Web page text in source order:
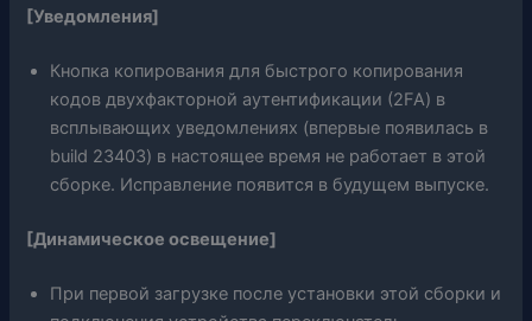
[Уведомления]
Кнопка копирования для быстрого копирования
кодов двухфакторной аутентификации (2FA) в
всплывающих уведомлениях (впервые появилась в
build 23403) в настоящее время не работает в этой
сборке. Исправление появится в будущем выпуске.
[Динамическое освещение]
При первой загрузке после установки этой сборки и